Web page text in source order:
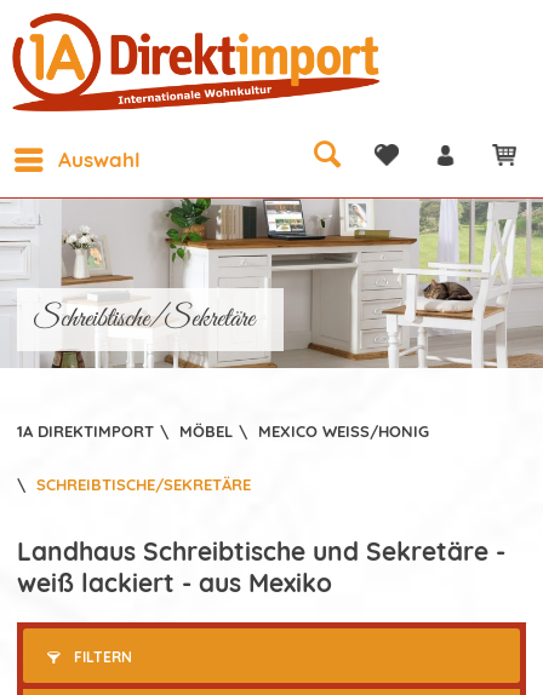
Auswahl
Schreibtische/Sekretäre
1A DIREKTIMPORT \ MÖBEL \ MEXICO WEISS/HONIG
\ SCHREIBTISCHE/SEKRETÄRE
Landhaus Schreibtische und Sekretäre -
weiß lackiert - aus Mexiko
FILTERN